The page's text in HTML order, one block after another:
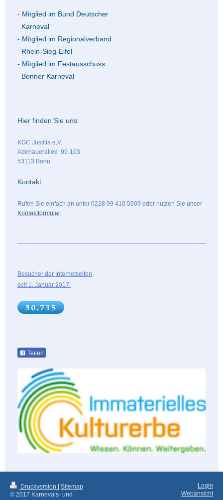
- Mitglied im Bund Deutscher
Karneval
- Mitglied im Regionalverband
Rhein-Sieg-Eifel
- Mitglied im Festausschuss
Bonner Karneval
Hier finden Sie uns:
KGC Justitia e.V.
Adenauerallee 99-103
53113 Bonn
Kontakt:
Rufen Sie einfach an unter 0228 99 410 5909 oder nutzen Sie unser
Kontaktformular.
Besucher der Internetseiten
seit 1. Januar 2017:
Teilen
Druckversion | Sitemap
© 2017 Karnevals- und
Login
Webansicht